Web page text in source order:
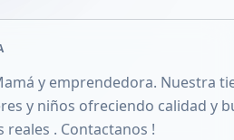
y emprendedora. Nuestra
y niños ofreciendo calidad y
reales . Contactanos !